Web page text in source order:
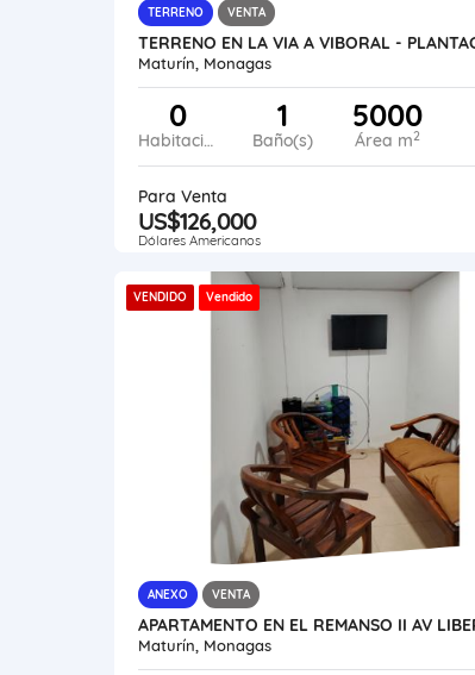
TERRENO VENTA
Maturín, Monagas
0
Habitaciones
1
Baño(s)
5000
Área m2
Para Venta
US$126,000
Dólares Americanos
VENDIDO Vendido
ANEXO VENTA
Maturín, Monagas